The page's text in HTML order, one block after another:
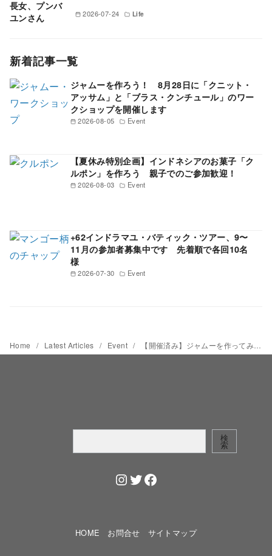
2026-07-24 Life
新着記事一覧
2026-08-05 Event
ジャムーを作ろう！ 8月28日に「クニット・
アッサム」と「ブラス・クンチュール」のワー
クショップを開催します
2026-08-03 Event
【夏休み特別企画】インドネシアのお菓子「ク
ルポン」を作ろう 親子でのご参加歓迎！
2026-07-30 Event
+62インドラマユ・バティック・ツアー、9〜
11月の参加者募集中です 先着順で各回10名
様
Home Latest Articles Event 【開催済み】ジャムーを作ってみよう！ 初心者向けワークショップを7月1日に開催します
索
検
索
Instagram Twitter Facebook
HOME お問合せ サイトマップ